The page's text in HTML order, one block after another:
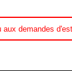
demandes